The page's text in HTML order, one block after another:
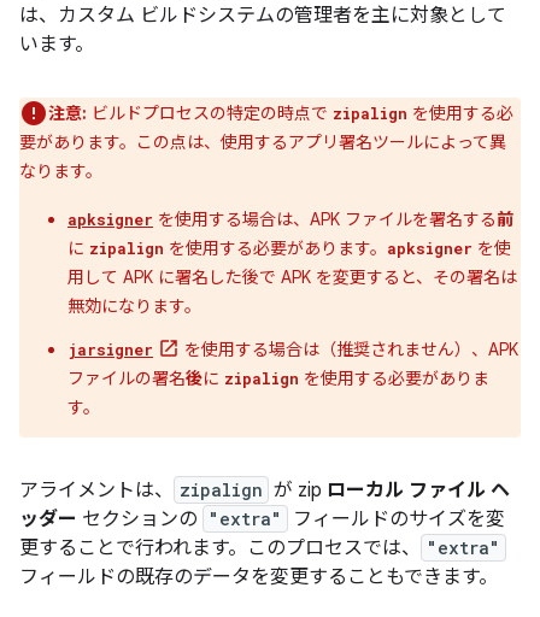
は、カスタム ビルドシステムの管理者を主に対象として
います。
注意: ビルドプロセスの特定の時点で zipalign を使用する必
要があります。この点は、使用するアプリ署名ツールによって異
なります。
apksigner を使用する場合は、APK ファイルを署名する前
に zipalign を使用する必要があります。 apksigner を使
用して APK に署名した後で APK を変更すると、その署名は
無効になります。
jarsigner
を使用する場合は（推奨されません）、APK
ファイルの署名後に zipalign を使用する必要がありま
す。
アライメントは、 zipalign が zip ローカル ファイル ヘ
ッダー セクションの "extra"
フィールドのサイズを変
更することで行われます。このプロセスでは、
"extra"
フィールドの既存のデータを変更することもできます。